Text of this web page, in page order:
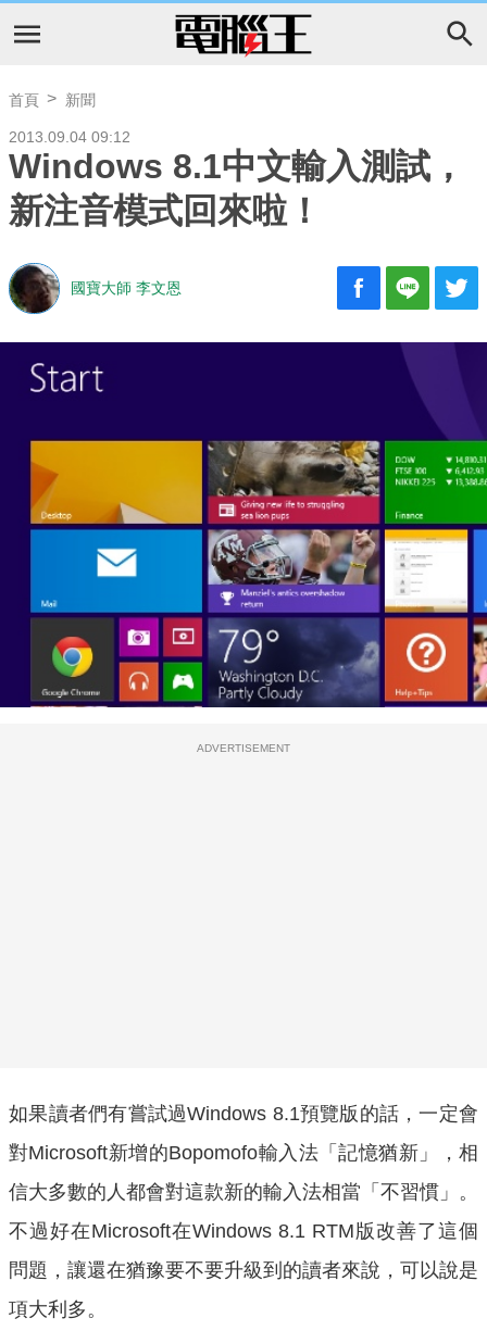
首頁 新聞
2013.09.04 09:12
Windows 8.1中文輸入測試，
新注音模式回來啦！
國寶大師 李文恩
ADVERTISEMENT
如果讀者們有嘗試過Windows 8.1預覽版的話，一定會
對Microsoft新增的Bopomofo輸入法「記憶猶新」，相
信大多數的人都會對這款新的輸入法相當「不習慣」。
不過好在Microsoft在Windows 8.1 RTM版改善了這個
問題，讓還在猶豫要不要升級到的讀者來說，可以說是
項大利多。